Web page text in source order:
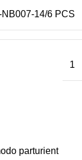
NB007-14/6 PCS
1
parturient